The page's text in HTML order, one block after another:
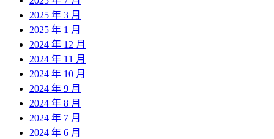
2025 年 3 月
2025 年 1 月
2024 年 12 月
2024 年 11 月
2024 年 10 月
2024 年 9 月
2024 年 8 月
2024 年 7 月
2024 年 6 月